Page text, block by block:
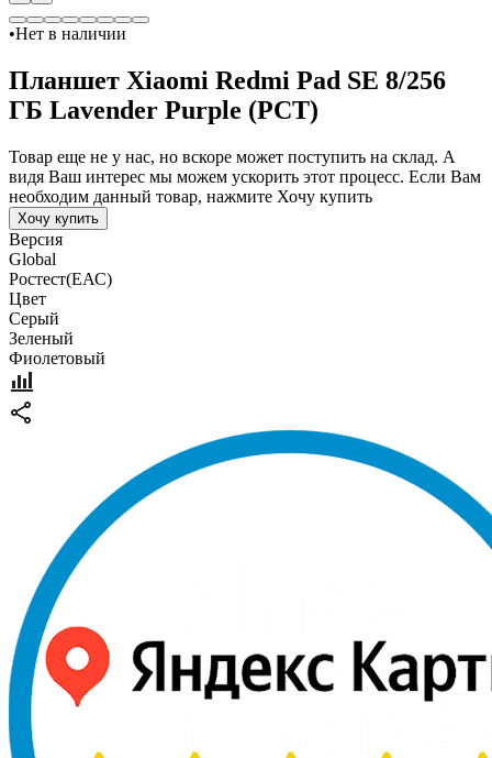
•Нет в наличии
Планшет Xiaomi Redmi Pad SE 8/256
ГБ Lavender Purple (РСТ)
Товар еще не у нас, но вскоре может поступить на склад. А
видя Ваш интерес мы можем ускорить этот процесс. Если Вам
необходим данный товар, нажмите Хочу купить
Хочу купить
Версия
Global
Pостест(ЕАС)
Цвет
Серый
Зеленый
Фиолетовый